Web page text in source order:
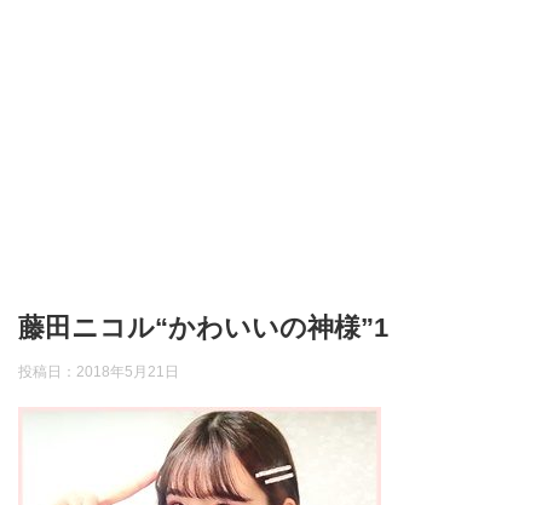
藤田ニコル“かわいいの神様”1
投稿日： 2018年5月21日